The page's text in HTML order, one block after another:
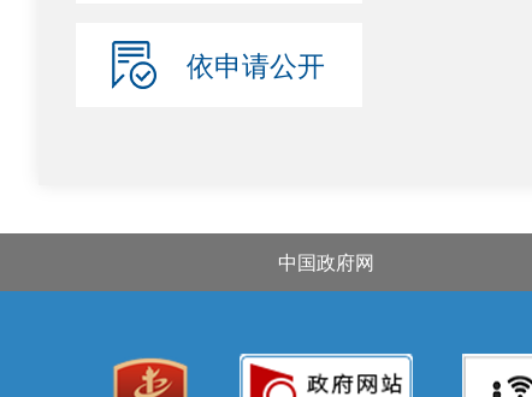
依申请公开
中国政府网